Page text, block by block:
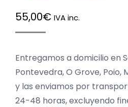
55,00€ IVA inc.
Entregamos a domicilio en
Pontevedra, O Grove, Poio,
y las enviamos por
24-48 horas, excluyendo